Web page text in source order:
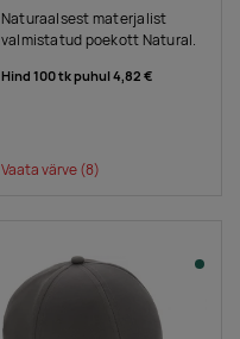
Naturaalsest materjalist
valmistatud poekott Natural.
Hind 100 tk puhul4,82 €
Vaata värve(8)